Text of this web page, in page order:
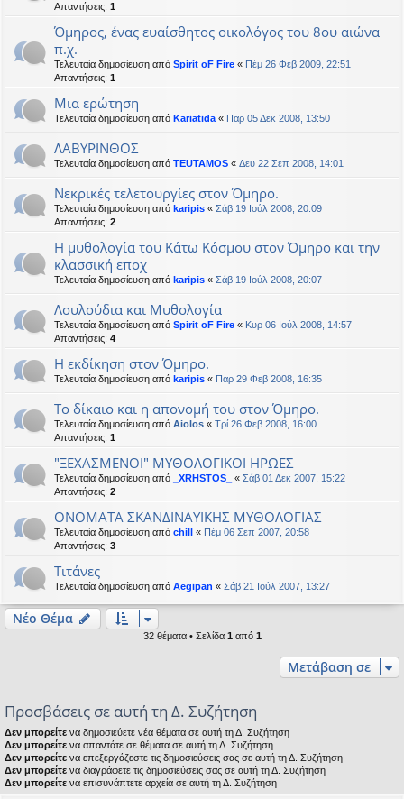
Απαντήσεις: 1
Όμηρος, ένας ευαίσθητος οικολόγος του 8ου αιώνα
π.χ.
Τελευταία δημοσίευση από Spirit oF Fire « Πέμ 26 Φεβ 2009, 22:51
Απαντήσεις: 1
Μια ερώτηση
Τελευταία δημοσίευση από Kariatida « Παρ 05 Δεκ 2008, 13:50
ΛΑΒΥΡΙΝΘΟΣ
Τελευταία δημοσίευση από TEUTAMOS « Δευ 22 Σεπ 2008, 14:01
Νεκρικές τελετουργίες στον Όμηρο.
Τελευταία δημοσίευση από karipis « Σάβ 19 Ιούλ 2008, 20:09
Απαντήσεις: 2
Η μυθολογία του Κάτω Κόσμου στον Όμηρο και την
κλασσική εποχ
Τελευταία δημοσίευση από karipis « Σάβ 19 Ιούλ 2008, 20:07
Λουλούδια και Μυθολογία
Τελευταία δημοσίευση από Spirit oF Fire « Κυρ 06 Ιούλ 2008, 14:57
Απαντήσεις: 4
Η εκδίκηση στον Όμηρο.
Τελευταία δημοσίευση από karipis « Παρ 29 Φεβ 2008, 16:35
Το δίκαιο και η απονομή του στον Όμηρο.
Τελευταία δημοσίευση από Aiolos « Τρί 26 Φεβ 2008, 16:00
Απαντήσεις: 1
"ΞΕΧΑΣΜΕΝΟΙ" ΜΥΘΟΛΟΓΙΚΟΙ ΗΡΩΕΣ
Τελευταία δημοσίευση από _XRHSTOS_ « Σάβ 01 Δεκ 2007, 15:22
Απαντήσεις: 2
ΟΝΟΜΑΤΑ ΣΚΑΝΔΙΝΑΥΙΚΗΣ ΜΥΘΟΛΟΓΙΑΣ
Τελευταία δημοσίευση από chill « Πέμ 06 Σεπ 2007, 20:58
Απαντήσεις: 3
Τιτάνες
Τελευταία δημοσίευση από Aegipan « Σάβ 21 Ιούλ 2007, 13:27
Νέο Θέμα
32 θέματα • Σελίδα 1 από 1
Μετάβαση σε
Προσβάσεις σε αυτή τη Δ. Συζήτηση
Δεν μπορείτε να δημοσιεύετε νέα θέματα σε αυτή τη Δ. Συζήτηση
Δεν μπορείτε να απαντάτε σε θέματα σε αυτή τη Δ. Συζήτηση
Δεν μπορείτε να επεξεργάζεστε τις δημοσιεύσεις σας σε αυτή τη Δ. Συζήτηση
Δεν μπορείτε να διαγράφετε τις δημοσιεύσεις σας σε αυτή τη Δ. Συζήτηση
Δεν μπορείτε να επισυνάπτετε αρχεία σε αυτή τη Δ. Συζήτηση